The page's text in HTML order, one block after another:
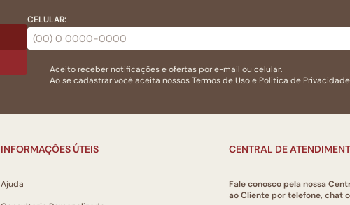
CELULAR:
Aceito receber notificações e ofertas por e-mail ou celular.
Ao se cadastrar você aceita nossosTermos de Usoe Politica de
INFORMAÇÕES ÚTEIS
Ajuda
CENTRAL DE
Fale conosco pela nossa
ao Cliente por telefone, chat